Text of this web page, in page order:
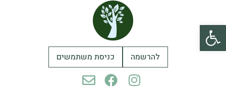
פתח סרגל נגישות
להרשמה כניסת משתמשים